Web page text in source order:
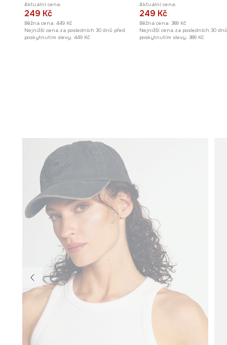
Aktuální cena:
249 Kč
Běžná cena: 449 Kč
Nejnižší cena za posledních 30 dnů před
poskytnutím slevy: 449 Kč
Aktuální cena:
249 Kč
Běžná cena: 389 Kč
Nejnižší cena za posledních 30
poskytnutím slevy: 389 Kč